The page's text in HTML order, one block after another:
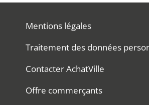
Mentions légales
Traitement des données
Contacter AchatVille
Offre commerçants